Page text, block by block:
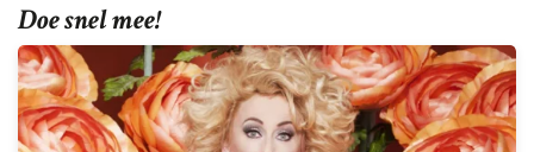
Doe snel mee!